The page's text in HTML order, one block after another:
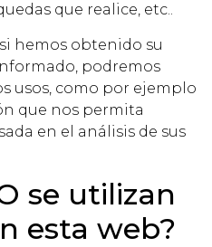
que realice, etc..
hemos obtenido su
podremos
usos, como por ejemplo
que nos permita
en el análisis de sus
se utilizan
esta web?